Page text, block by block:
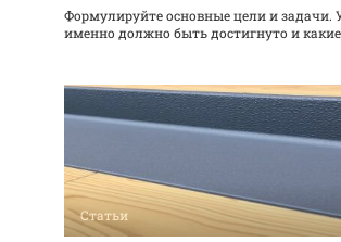
Формулируйте основные цели и задачи.
именно должно быть достигнуто и
Статьи